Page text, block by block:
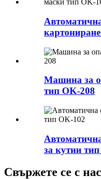
Машина за
тип OK-208
за кутии
Свържете се с нас